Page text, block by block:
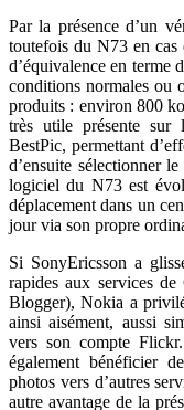
Par la présence d’un
toutefois du N73 en cas
d’équivalence en terme
conditions normales ou
produits : environ 800
très utile présente sur
BestPic, permettant
d’ensuite sélectionner
logiciel du N73 est
déplacement dans un
jour via son propre
Si SonyEricsson a
rapides aux services
Blogger), Nokia a
ainsi aisément, aussi
vers son compte
également bénéficier
photos vers d’autres
autre avantage de la